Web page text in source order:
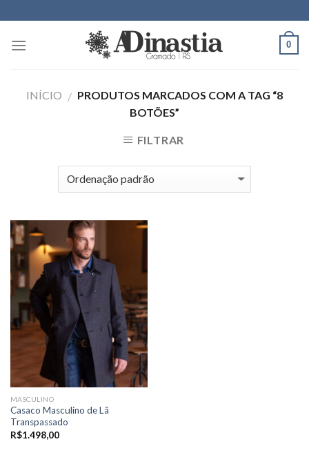
to
content
0
INÍCIO / PRODUTOS MARCADOS COM A TAG “8
BOTÕES”
FILTRAR
MASCULINO
Casaco Masculino de Lã
Transpassado
R$1.498,00